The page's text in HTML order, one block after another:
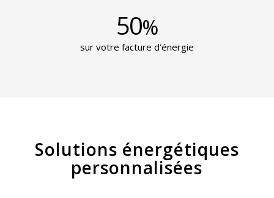
50%
sur votre facture d’énergie
Solutions énergétiques
personnalisées